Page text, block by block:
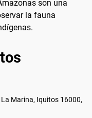
son una
la fauna
Marina, Iquitos 16000,